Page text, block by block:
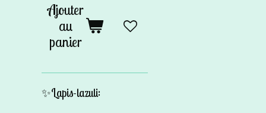
Ajouter
au
panier
✨Lapis-lazuli: